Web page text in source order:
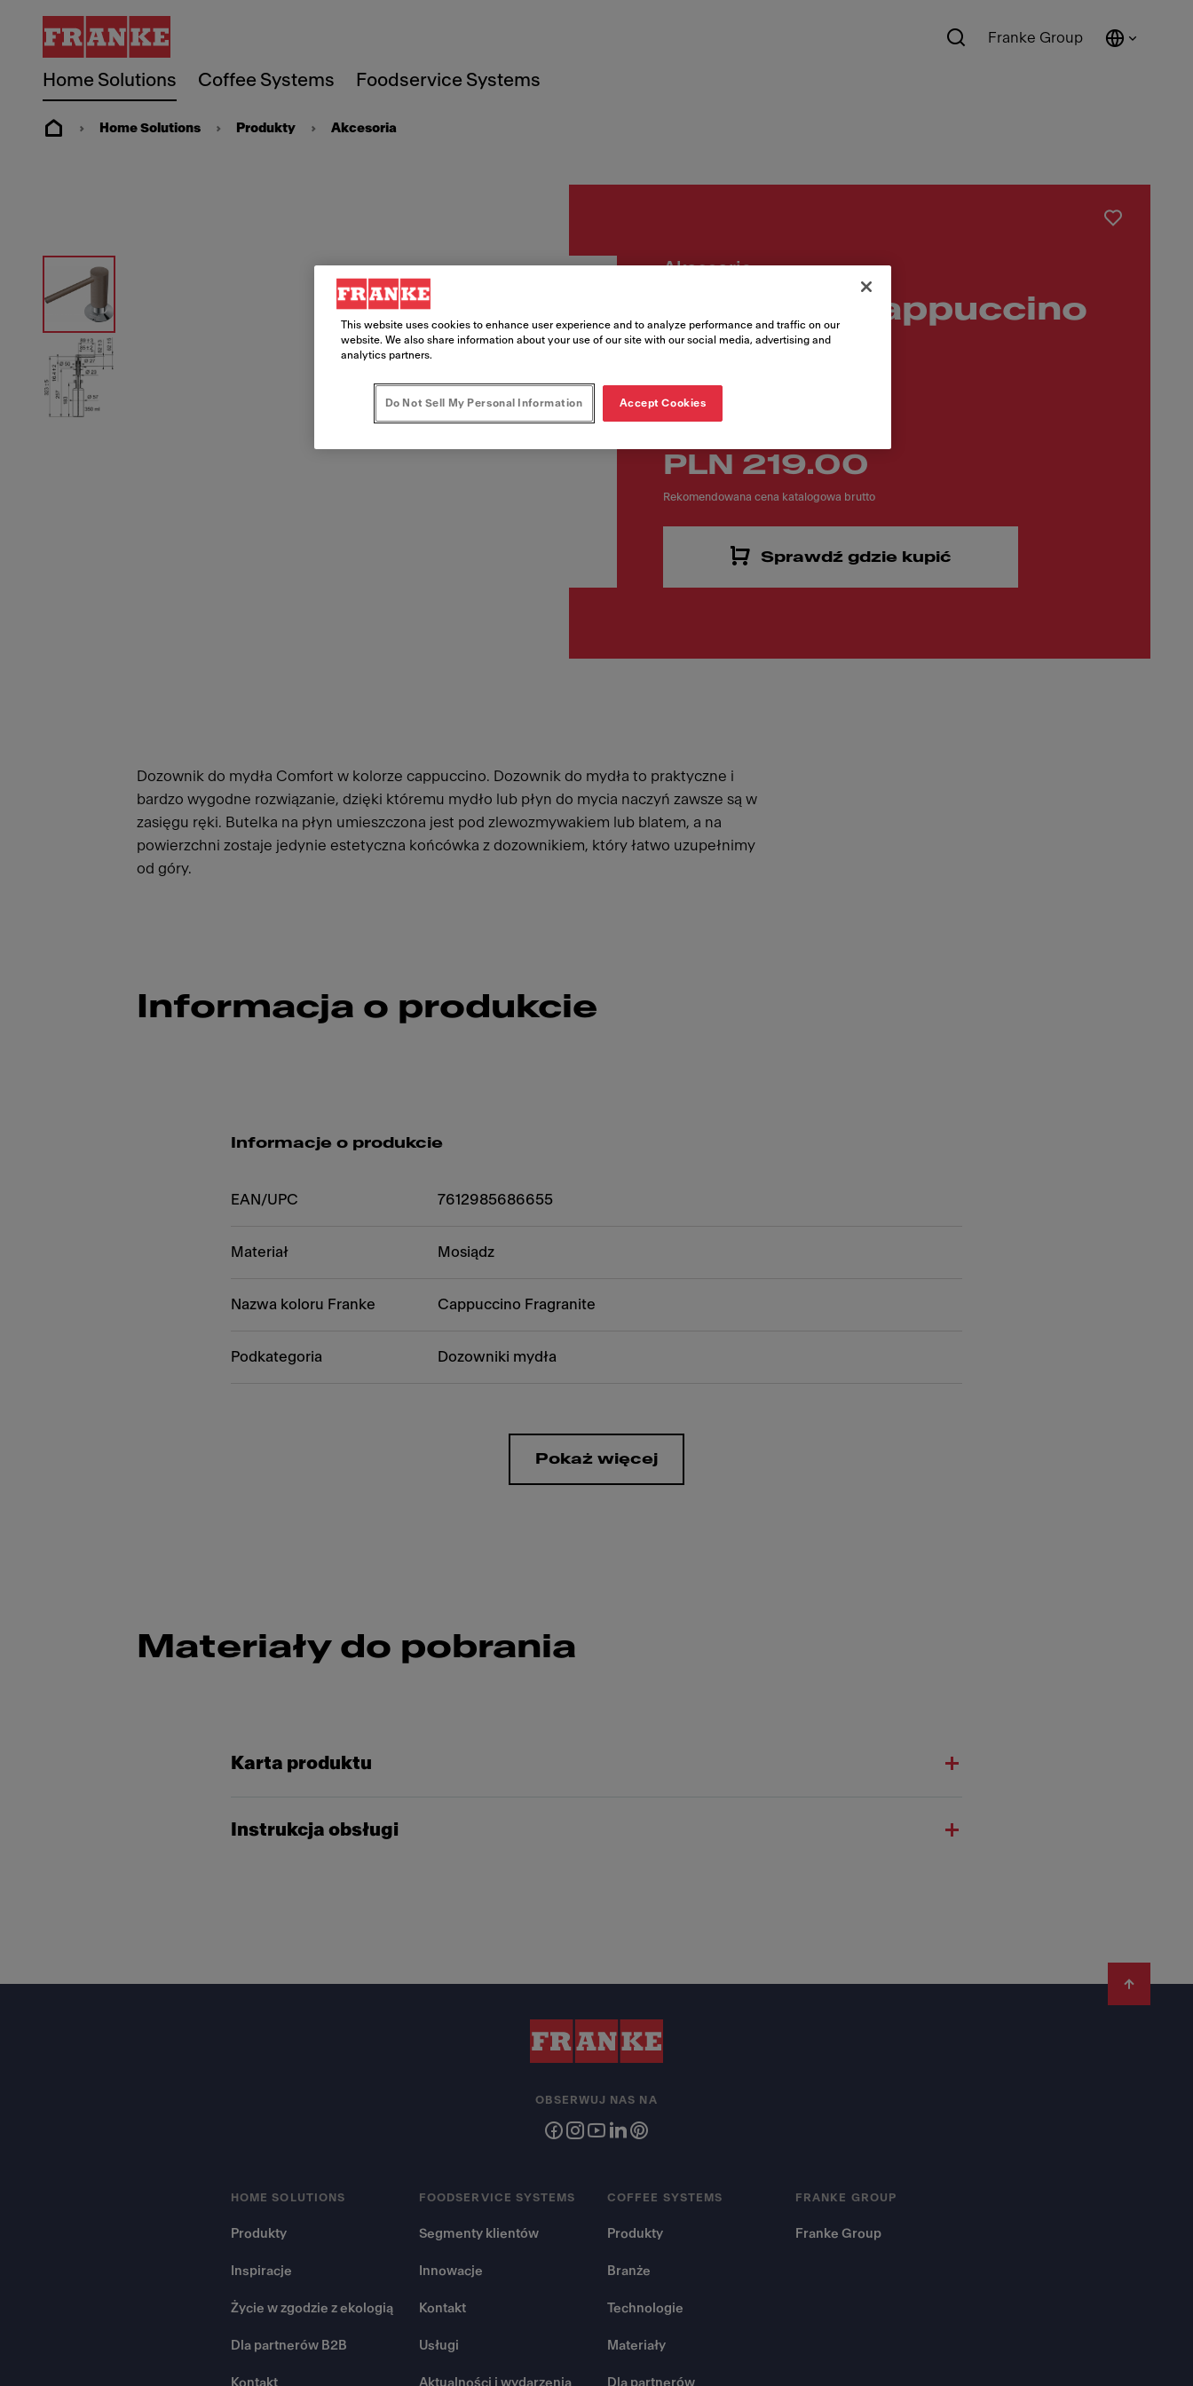
Home Solutions Coffee Systems Foodservice Systems
Franke Group
Home Solutions Produkty Akcesoria
Akcesoria
Comfort Cappuccino
119.0578.750
PLN 219.00
Rekomendowana cena katalogowa brutto
Sprawdź gdzie kupić
Dozownik do mydła Comfort w kolorze cappuccino. Dozownik do mydła to praktyczne i
bardzo wygodne rozwiązanie, dzięki któremu mydło lub płyn do mycia naczyń zawsze są w
zasięgu ręki. Butelka na płyn umieszczona jest pod zlewozmywakiem lub blatem, a na
powierzchni zostaje jedynie estetyczna końcówka z dozownikiem, który łatwo uzupełnimy
od góry.
Informacja o produkcie
Informacje o produkcie
EAN/UPC 7612985686655
Materiał Mosiądz
Nazwa koloru Franke Cappuccino Fragranite
Podkategoria Dozowniki mydła
Pokaż więcej
Materiały do pobrania
Karta produktu
Instrukcja obsługi
HOME SOLUTIONS
Produkty
Inspiracje
Życie w zgodzie z ekologią
Dla partnerów B2B
Kontakt
FOODSERVICE SYSTEMS
Segmenty klientów
Innowacje
Kontakt
Usługi
Aktualności i wydarzenia
COFFEE SYSTEMS
Produkty
Branże
Technologie
Materiały
Dla partnerów
FRANKE GROUP
Franke Group
OBSERWUJ NAS NA
This website uses cookies to enhance user experience and to analyze performance and traffic on our
website. We also share information about your use of our site with our social media, advertising and
analytics partners.
Do Not Sell My Personal Information Accept Cookies